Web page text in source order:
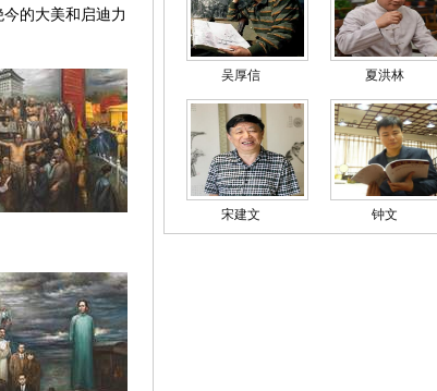
的大美和启迪力
吴厚信 夏洪林
宋建文 钟文